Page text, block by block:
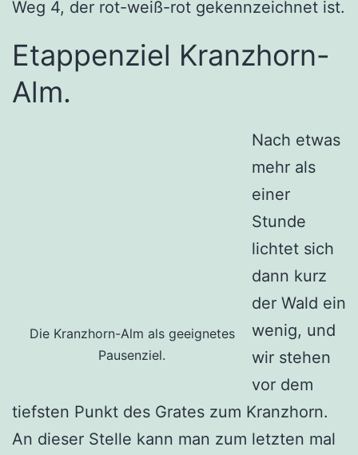
Weg 4, der rot-weiß-rot gekennzeichnet ist.
Etappenziel Kranzhorn-
Alm.
Die Kranzhorn-Alm als geeignetes
Pausenziel.
Nach etwas
mehr als
einer
Stunde
lichtet sich
dann kurz
der Wald ein
wenig, und
wir stehen
vor dem
tiefsten Punkt des Grates zum Kranzhorn.
An dieser Stelle kann man zum letzten mal